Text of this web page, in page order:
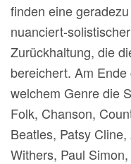
finden eine
nuanciert-
Zurückhaltung, die
bereichert. Am
welchem Genre die
Folk, Chanson,
Beatles, Patsy
Withers, Paul